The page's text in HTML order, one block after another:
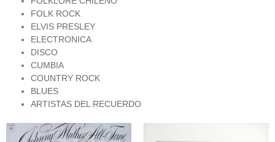
FOLK ROCK
ELVIS PRESLEY
ELECTRONICA
DISCO
CUMBIA
COUNTRY ROCK
BLUES
ARTISTAS DEL RECUERDO